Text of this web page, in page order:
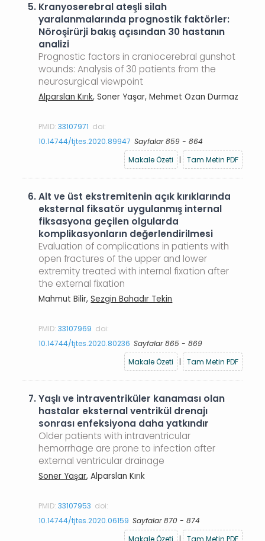
5. Kranyoserebral ateşli silah
yaralanmalarında prognostik faktörler:
Nöroşirürji bakış açısından 30 hastanın
analizi
Prognostic factors in craniocerebral gunshot
wounds: Analysis of 30 patients from the
neurosurgical viewpoint
Alparslan Kırık, Soner Yaşar, Mehmet Ozan Durmaz
PMID:33107971 doi:
10.14744/tjtes.2020.89947 Sayfalar 859 - 864
Makale Özeti
| Tam Metin PDF
6.Alt ve üst ekstremitenin açık kırıklarında
eksternal fiksatör uygulanmış internal
fiksasyona geçilen olgularda
komplikasyonların değerlendirilmesi
Evaluation of complications in patients with
open fractures of the upper and lower
extremity treated with internal fixation after
the external fixation
Mahmut Bilir,Sezgin Bahadır Tekin
PMID:33107969 doi:
10.14744/tjtes.2020.80236 Sayfalar 865 - 869
Makale Özeti
| Tam Metin PDF
7.Yaşlı ve intraventriküler kanaması olan
hastalar eksternal ventrikül drenajı
sonrası enfeksiyona daha yatkındır
Older patients with intraventricular
hemorrhage are prone to infection after
external ventricular drainage
Soner Yaşar, Alparslan Kırık
PMID:33107953 doi:
10.14744/tjtes.2020.06159 Sayfalar 870 - 874
Makale Özeti
| Tam Metin PDF